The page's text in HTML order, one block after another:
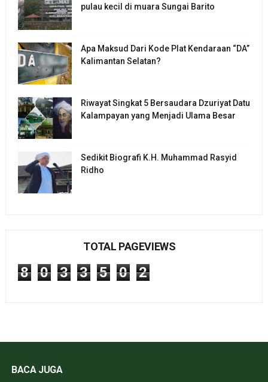
pulau kecil di muara Sungai Barito
Apa Maksud Dari Kode Plat Kendaraan “DA”
Kalimantan Selatan?
Riwayat Singkat 5 Bersaudara Dzuriyat Datu
Kalampayan yang Menjadi Ulama Besar
Sedikit Biografi K.H. Muhammad Rasyid
Ridho
TOTAL PAGEVIEWS
8 0 3 3 5 0 2
BACA JUGA